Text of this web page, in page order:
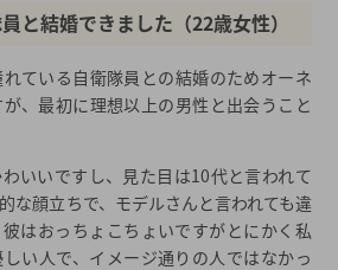
と結婚できました（22歳女性）
ている自衛隊員との結婚のためオーネ
、最初に理想以上の男性と出会うこと
いいですし、見た目は10代と言われて
な顔立ちで、モデルさんと言われても違
はおっちょこちょいですがとにかく私
い人で、イメージ通りの人ではなかっ